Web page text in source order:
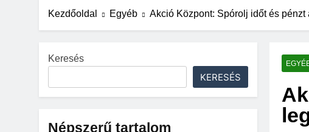
Kezdőoldal Egyéb Akció Központ: Spórolj időt és
Keresés
KERESÉS
Népszerű tartalom